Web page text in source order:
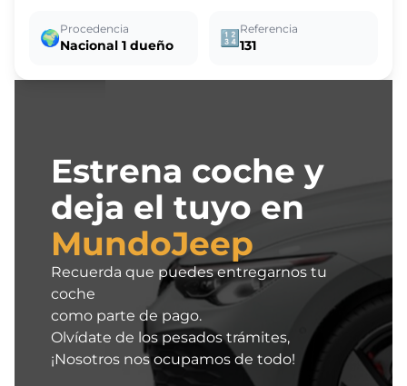
🌍Procedencia
Nacional 1 dueño 🔢 Referencia
131
Estrena coche y
deja el tuyo en
MundoJeep
Recuerda que puedes entregarnos tu
coche
como parte de pago.
Olvídate de los pesados trámites,
¡Nosotros nos ocupamos de todo!